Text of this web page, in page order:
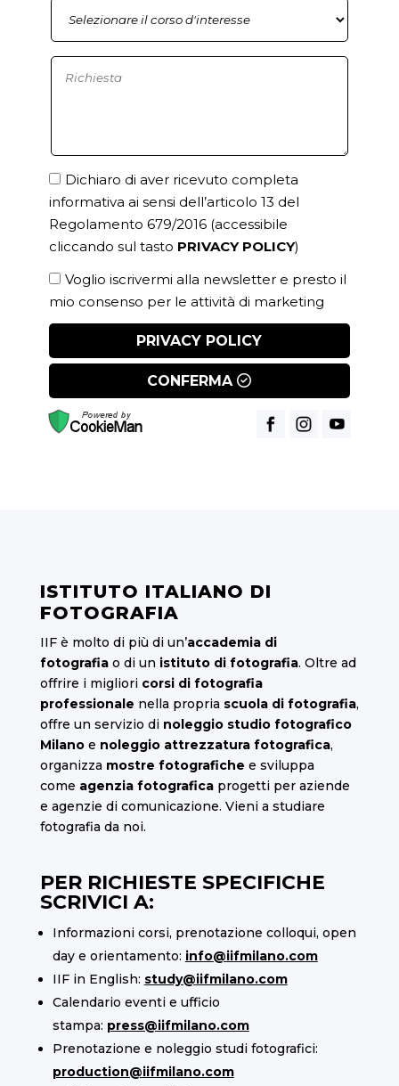
Dichiaro di aver ricevuto completa
informativa ai sensi dell’articolo 13 del
Regolamento 679/2016 (accessibile
cliccando sul tasto PRIVACY POLICY)
Voglio iscrivermi alla newsletter e presto il
mio consenso per le attività di marketing
PRIVACY POLICY
CONFERMA
ISTITUTO ITALIANO DI
FOTOGRAFIA
IIF è molto di più di un’accademia di
fotografiao di un istituto di fotografia. Oltre ad
offrire i migliori corsi di fotografia
professionale nella propria scuola di fotografia,
offre un servizio di noleggio studio fotografico
Milano e noleggio attrezzatura fotografica,
organizza mostre fotografiche e sviluppa
come agenzia fotograficaprogetti per aziende
e agenzie di comunicazione. Vieni a studiare
fotografia da noi.
PER RICHIESTE SPECIFICHE
SCRIVICI A:
Informazioni corsi, prenotazione colloqui, open
day e orientamento: info@iifmilano.com
IIF in English: study@iifmilano.com
Calendario eventi e ufficio
stampa: press@iifmilano.com
Prenotazione e noleggio studi fotografici:
production@iifmilano.com